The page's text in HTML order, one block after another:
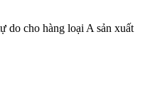
do cho hàng loại A sản xuất